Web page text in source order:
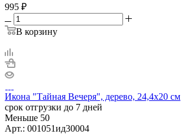
995 ₽
В корзину
Икона "Тайная Вечеря", дерево, 24,4х20 см
срок отгрузки до 7 дней
Меньше 50
Арт.: 001051ид30004